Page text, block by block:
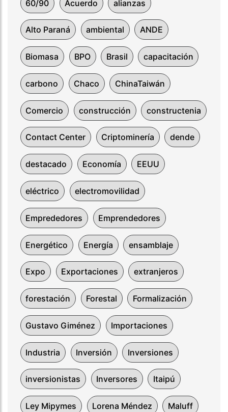
60/90 Acuerdo alianzas
Alto Paraná ambiental ANDE
Biomasa BPO Brasil capacitación
carbono Chaco ChinaTaiwán
Comercio construcción constructenia
Contact Center Criptominería dende
destacado Economía EEUU
eléctrico electromovilidad
Emprededores Emprendedores
Energético Energía ensamblaje
Expo Exportaciones extranjeros
forestación Forestal Formalización
Gustavo Giménez Importaciones
Industria Inversión Inversiones
inversionistas Inversores Itaipú
Ley Mipymes Lorena Méndez Maluff